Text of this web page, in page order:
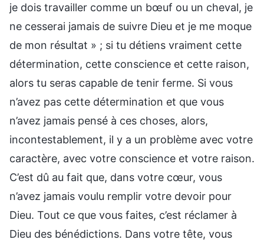
je dois travailler comme un bœuf ou un cheval, je
ne cesserai jamais de suivre Dieu et je me moque
de mon résultat » ; si tu détiens vraiment cette
détermination, cette conscience et cette raison,
alors tu seras capable de tenir ferme. Si vous
n’avez pas cette détermination et que vous
n’avez jamais pensé à ces choses, alors,
incontestablement, il y a un problème avec votre
caractère, avec votre conscience et votre raison.
C’est dû au fait que, dans votre cœur, vous
n’avez jamais voulu remplir votre devoir pour
Dieu. Tout ce que vous faites, c’est réclamer à
Dieu des bénédictions. Dans votre tête, vous